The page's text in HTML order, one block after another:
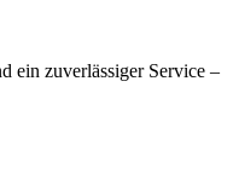
ein zuverlässiger Service –